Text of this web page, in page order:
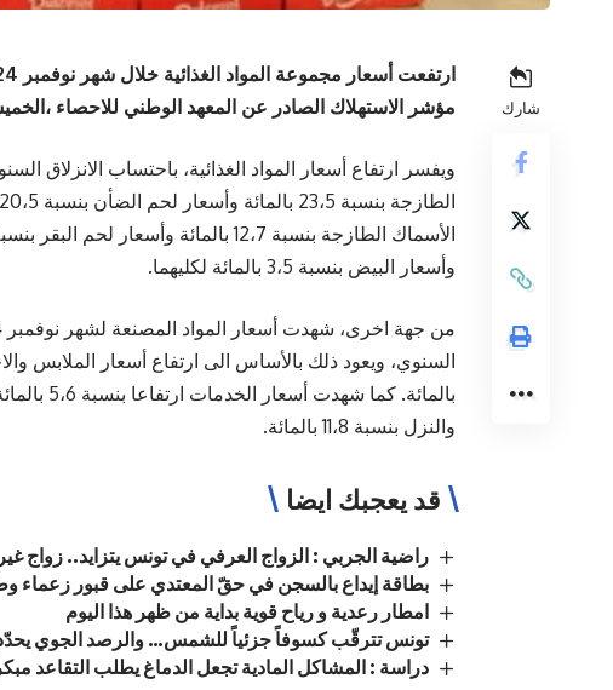
شارك
مؤشر الاستهلاك الصادر عن المعهد الوطني للاحصاء
وأسعار البيض بنسبة 3،5 بالمائة لكليهما.
بالمائة.
والنزل بنسبة 11،8 بالمائة.
قد يعجبك ايضا
راضية الجربي : الزواج العرفي في تونس يتزايد.. زواج
بطاقة إيداع بالسجن في حقّ المعتدي على قبور زعماء
امطار رعدية و رياح قوية بداية من ظهر هذا اليوم
تونس تترقّب كسوفاً جزئياً للشمس… والرصد الجوي يحدّد
دراسة : المشاكل المادية تجعل الدماغ يطلب التقاعد